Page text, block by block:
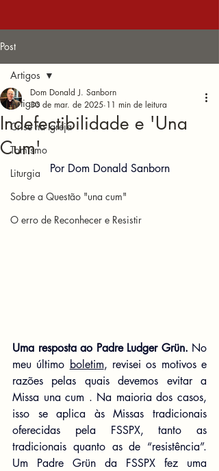
Post
Artigos
Crise na Igreja
Tomismo
Liturgia
Sobre a Questão "una cum"
O erro de Reconhecer e Resistir
Artigos
Indefectibilidade e 'Una
Cum'
Dom Donald J. Sanborn
30 de mar. de 2025 11 min de leitura
Por Dom Donald Sanborn
Uma resposta ao Padre Ludger Grün. No
meu último boletim, revisei os motivos e
razões pelas quais devemos evitar a
Missa una cum . Na maioria dos casos,
isso se aplica às Missas tradicionais
oferecidas pela FSSPX, tanto as
tradicionais quanto as de “resistência”.
Um Padre Grün da FSSPX fez uma